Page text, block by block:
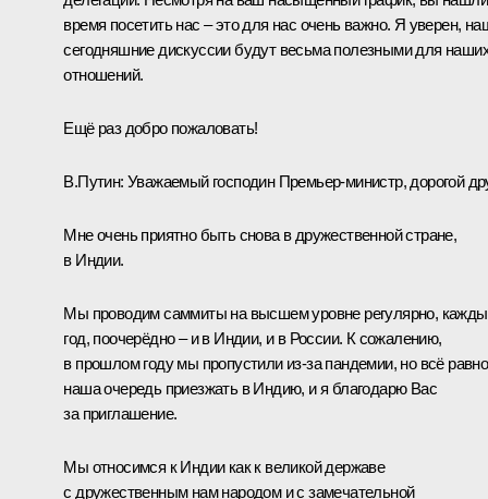
время посетить нас – это для нас очень важно. Я уверен,
сегодняшние дискуссии будут весьма полезными для
отношений.
Ещё раз добро пожаловать!
В.Путин: Уважаемый господин Премьер-министр, дорогой
Мне очень приятно быть снова в дружественной стране,
в Индии.
Мы проводим саммиты на высшем уровне регулярно,
год, поочерёдно – и в Индии, и в России. К сожалению,
в прошлом году мы пропустили из-за пандемии, но всё равно
наша очередь приезжать в Индию, и я благодарю Вас
за приглашение.
Мы относимся к Индии как к великой державе
с дружественным нам народом и с замечательной